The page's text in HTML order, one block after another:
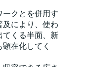
クとを併用す
により、使わ
くる半面、新
在化してく